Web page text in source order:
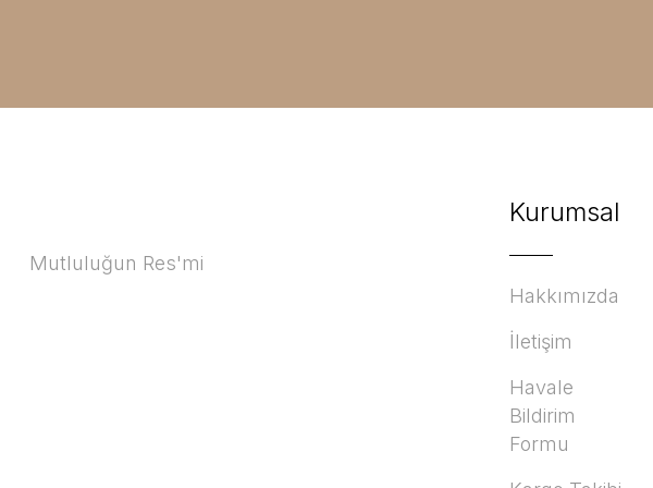
Mutluluğun Res'mi
Kurumsal
Hakkımızda
İletişim
Havale
Bildirim
Formu